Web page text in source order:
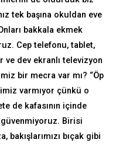
tek başına okuldan eve
bakkala ekmek
Cep telefonu, tablet,
ve dev ekranlı televizyon
bir mecra var mı? “Öp
varmıyor çünkü o
de kafasının içinde
güvenmiyoruz. Birisi
bıçak gibi